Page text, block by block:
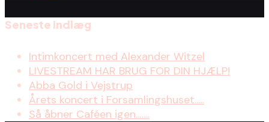
Seneste indlæg
Intimkoncert med Alexander Witzel
LIVESTREAM HAR BRUG FOR DIN HJÆLP!
Abba Gold i Vejstrup
Årets koncert i Forsamlingshuset…..
Så åbner Caféen igen…….